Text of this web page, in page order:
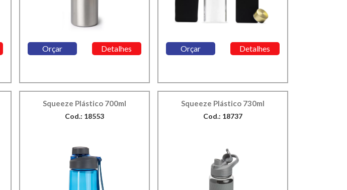
Orçar Detalhes Orçar Detalhes
Squeeze Plástico 700ml
Cod.: 18553
Squeeze Plástico 730ml
Cod.: 18737